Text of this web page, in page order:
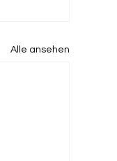
Alle ansehen